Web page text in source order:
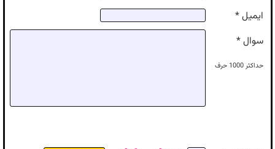
ایمیل *
سوال *
حداکثر1000 حرف